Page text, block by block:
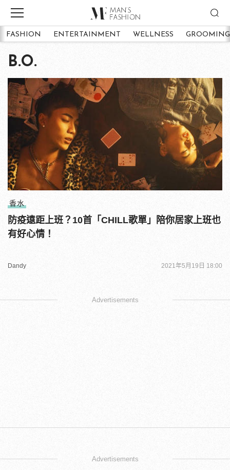
FASHION ENTERTAINMENT WELLNESS GROOMING
B.O.
香水
防疫遠距上班？10首「CHILL歌單」陪你居家上班也
有好心情！
Dandy 2021年5月19日 18:00
Advertisements
Advertisements